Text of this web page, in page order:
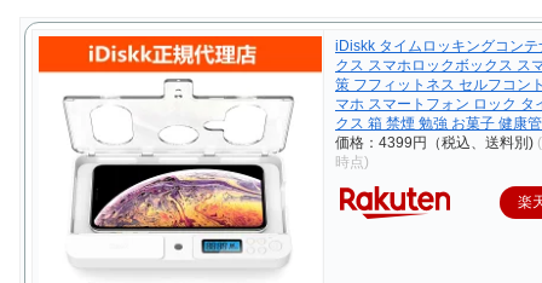
iDiskk タイムロッキングコンテ
クス スマホロックボックス ス
策 フフィットネス セルフコン
マホ スマートフォン ロック タ
クス 箱 禁煙 勉強 お菓子 健康
価格：4399円（税込、送料別)
時点)
楽